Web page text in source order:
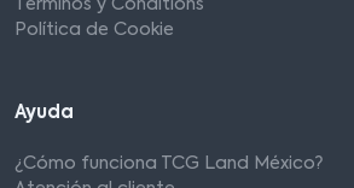
Términos y Conditions
Política de Cookie
Ayuda
¿Cómo funciona TCG Land México?